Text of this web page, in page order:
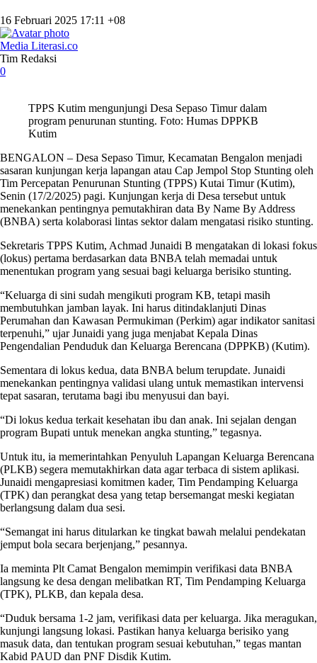
16 Februari 2025 17:11 +08
Media Literasi.co
Tim Redaksi
0
TPPS Kutim mengunjungi Desa Sepaso Timur dalam
program penurunan stunting. Foto: Humas DPPKB
Kutim
BENGALON – Desa Sepaso Timur, Kecamatan Bengalon menjadi
sasaran kunjungan kerja lapangan atau Cap Jempol Stop Stunting oleh
Tim Percepatan Penurunan Stunting (TPPS) Kutai Timur (Kutim),
Senin (17/2/2025) pagi. Kunjungan kerja di Desa tersebut untuk
menekankan pentingnya pemutakhiran data By Name By Address
(BNBA) serta kolaborasi lintas sektor dalam mengatasi risiko stunting.
Sekretaris TPPS Kutim, Achmad Junaidi B mengatakan di lokasi fokus
(lokus) pertama berdasarkan data BNBA telah memadai untuk
menentukan program yang sesuai bagi keluarga berisiko stunting.
“Keluarga di sini sudah mengikuti program KB, tetapi masih
membutuhkan jamban layak. Ini harus ditindaklanjuti Dinas
Perumahan dan Kawasan Permukiman (Perkim) agar indikator sanitasi
terpenuhi,” ujar Junaidi yang juga menjabat Kepala Dinas
Pengendalian Penduduk dan Keluarga Berencana (DPPKB) (Kutim).
Sementara di lokus kedua, data BNBA belum terupdate. Junaidi
menekankan pentingnya validasi ulang untuk memastikan intervensi
tepat sasaran, terutama bagi ibu menyusui dan bayi.
“Di lokus kedua terkait kesehatan ibu dan anak. Ini sejalan dengan
program Bupati untuk menekan angka stunting,” tegasnya.
Untuk itu, ia memerintahkan Penyuluh Lapangan Keluarga Berencana
(PLKB) segera memutakhirkan data agar terbaca di sistem aplikasi.
Junaidi mengapresiasi komitmen kader, Tim Pendamping Keluarga
(TPK) dan perangkat desa yang tetap bersemangat meski kegiatan
berlangsung dalam dua sesi.
“Semangat ini harus ditularkan ke tingkat bawah melalui pendekatan
jemput bola secara berjenjang,” pesannya.
Ia meminta Plt Camat Bengalon memimpin verifikasi data BNBA
langsung ke desa dengan melibatkan RT, Tim Pendamping Keluarga
(TPK), PLKB, dan kepala desa.
“Duduk bersama 1-2 jam, verifikasi data per keluarga. Jika meragukan,
kunjungi langsung lokasi. Pastikan hanya keluarga berisiko yang
masuk data, dan tentukan program sesuai kebutuhan,” tegas mantan
Kabid PAUD dan PNF Disdik Kutim.